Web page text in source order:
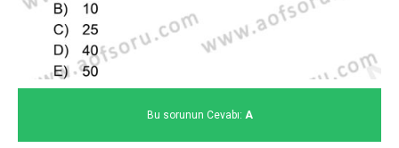
Bu sorunun Cevabı: A